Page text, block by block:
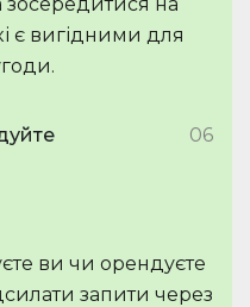
є вигідними для
06
ви чи орендуєте
запити через